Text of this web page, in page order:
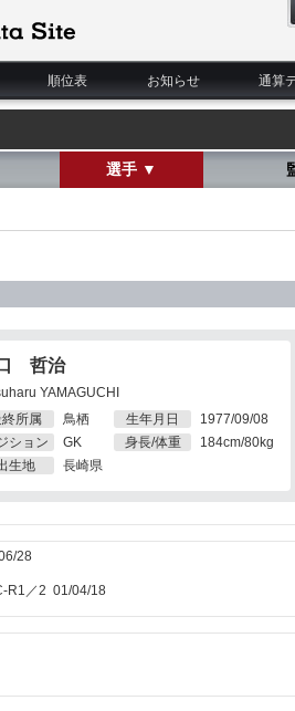
順位表 お知らせ 通算
選手 ▼
哲治
YAMAGUCHI
所属
鳥栖
ション
GK
生地
長崎県
生年月日
1977/09/08
身長/体重
184cm/80kg
28
R1／2 01/04/18